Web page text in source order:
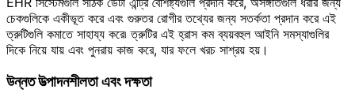
চেকগুলিকে একীভূত করে এবং গুরুতর রোগীর তথ্যের জন্য সতর্কতা প্রদান করে এই
ত্রুটিগুলি কমাতে সাহায্য করে৷ ত্রুটির এই হ্রাস কম ব্যয়বহুল আইনি সমস্যাগুলির
দিকে নিয়ে যায় এবং পুনরায় কাজ করে, যার ফলে খরচ সাশ্রয় হয়।
উন্নত উত্পাদনশীলতা এবং দক্ষতা